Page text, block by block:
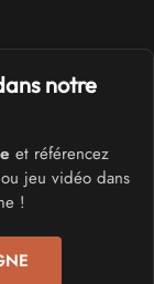
notre
et référencez
jeu vidéo dans
!